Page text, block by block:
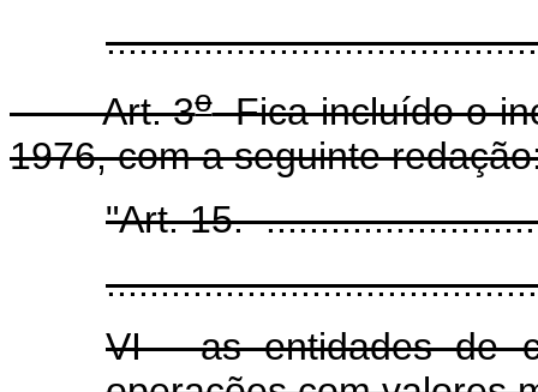
Art. 3oFica incluído o
1976, com a seguinte
"Art. 15.
VI - as entidades de